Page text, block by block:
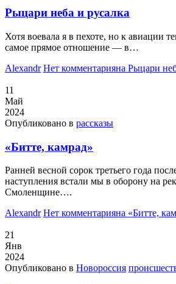
Рыцари неба и русалка
Хотя воевала я в пехоте, но к авиации
самое прямое отношение — в…
Alexandr Нет комментарияна Рыцари
11
Май
2024
Опубликовано в рассказы
«Битте, камрад»
Ранней весной сорок третьего года
наступления встали мы в оборону на
Смоленщине….
Alexandr Нет комментарияна «Битте,
21
Янв
2024
Опубликовано в Новороссия